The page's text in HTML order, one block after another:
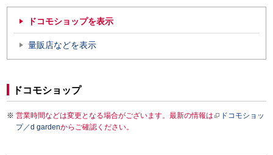
ドコモショップを表示
量販店などを表示
ドコモショップ
営業時間などは変更となる場合がございます。最新の情報は
ドコモショッ
プ／d gardenからご確認ください。